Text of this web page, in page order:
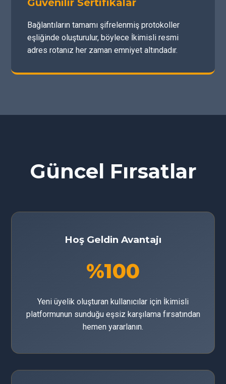
Güvenilir Sertifikalar
Bağlantıların tamamı şifrelenmiş protokoller
eşliğinde oluşturulur, böylece İkimisli resmi
adres rotanız her zaman emniyet altındadır.
Güncel Fırsatlar
Hoş Geldin Avantajı
%100
Yeni üyelik oluşturan kullanıcılar için İkimisli
platformunun sunduğu eşsiz karşılama fırsatından
hemen yararlanın.